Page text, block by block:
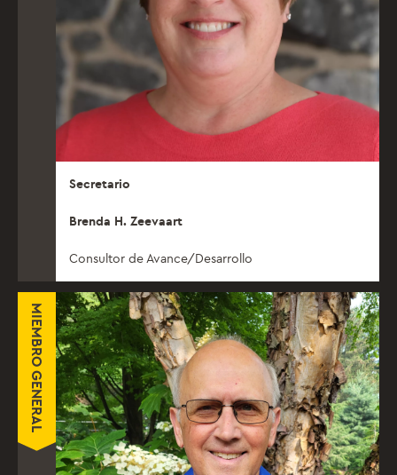
Secretario
Brenda H. Zeevaart
Consultor de Avance/Desarrollo
MIEMBRO GENERAL